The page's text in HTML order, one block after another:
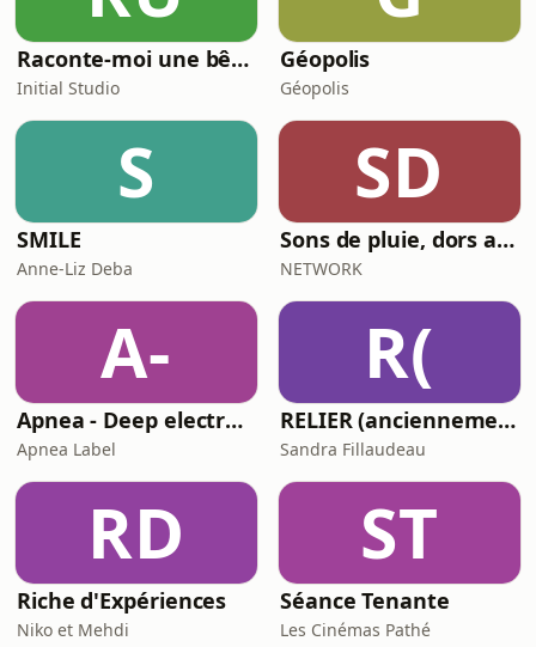
Raconte-moi une bêtise
Initial Studio
Géopolis
Géopolis
S
SMILE
Anne-Liz Deba
SD
Sons de pluie, dors avec moi
NETWORK
A-
Apnea - Deep electronic music
Apnea Label
R(
RELIER (anciennement Les Equilibristes)
Sandra Fillaudeau
RD
Riche d'Expériences
Niko et Mehdi
ST
Séance Tenante
Les Cinémas Pathé